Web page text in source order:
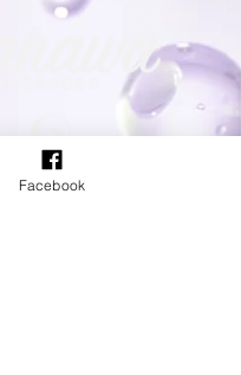
bien-être
Facebook